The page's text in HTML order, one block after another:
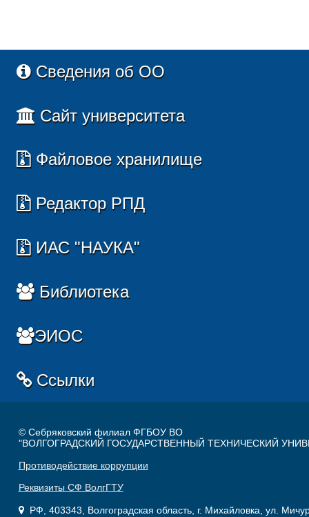
Сведения об ОО
Сайт университета
Файловое хранилище
Редактор РПД
ИАС "НАУКА"
Библиотека
ЭИОС
Ссылки
© Себряковский филиал ФГБОУ ВО
"ВОЛГОГРАДСКИЙ ГОСУДАРСТВЕННЫЙ ТЕХНИЧЕСКИЙ
Противодействие коррупции
Реквизиты СФ ВолгГТУ
РФ, 403343, Волгоградская область, г. Михайловка, ул.